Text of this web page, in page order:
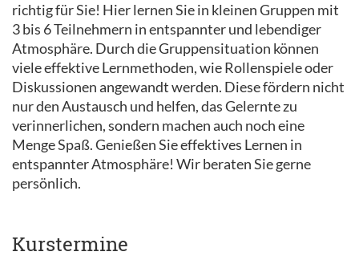
richtig für Sie! Hier lernen Sie in kleinen Gruppen mit
3 bis 6 Teilnehmern in entspannter und lebendiger
Atmosphäre. Durch die Gruppensituation können
viele effektive Lernmethoden, wie Rollenspiele oder
Diskussionen angewandt werden. Diese fördern nicht
nur den Austausch und helfen, das Gelernte zu
verinnerlichen, sondern machen auch noch eine
Menge Spaß. Genießen Sie effektives Lernen in
entspannter Atmosphäre! Wir beraten Sie gerne
persönlich.
Kurstermine